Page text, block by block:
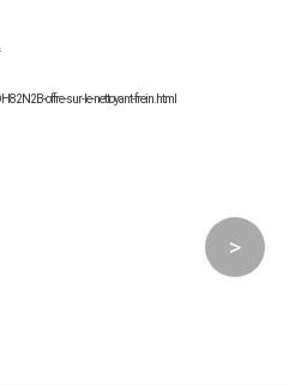
offre-sur-le-nettoyant-frein.html
>